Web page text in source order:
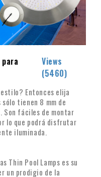
Views
(5460)
Entonces elija
sólo tienen 8 mm de
Son fáciles de montar
lo que podrá disfrutar
iluminada.
Thin Pool Lamps es su
un prodigio de la